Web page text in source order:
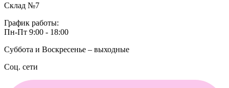
Склад №7
График работы:
Пн-Пт 9:00 - 18:00
Суббота и Воскресенье – выходные
Соц. сети